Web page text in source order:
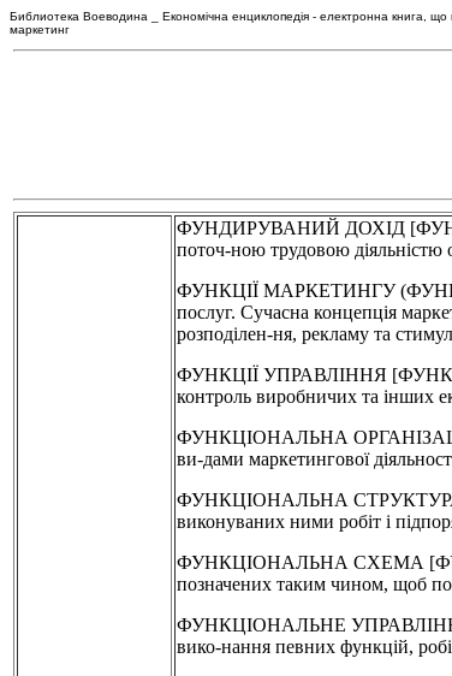
Библиотека Воеводина _ Економічна енциклопедія - електронна книга, що
маркетинг
ФУНДИРУВАНИЙ ДОХІД
поточ-ною трудовою діяльністю
ФУНКЦІЇ МАРКЕТИНГУ (ФУНКЦИИ
послуг. Сучасна концепція
розподілен-ня, рекламу та
ФУНКЦІЇ УПРАВЛІННЯ [ФУНКЦИИ
контроль виробничих та інших
ФУНКЦІОНАЛЬНА ОРГАНІЗАЦІЯ
ви-дами маркетингової
ФУНКЦІОНАЛЬНА СТРУКТУРА
виконуваних ними робіт і
ФУНКЦІОНАЛЬНА СХЕМА
позначених таким чином, щоб
ФУНКЦІОНАЛЬНЕ УПРАВЛІННЯ
вико-нання певних функцій,